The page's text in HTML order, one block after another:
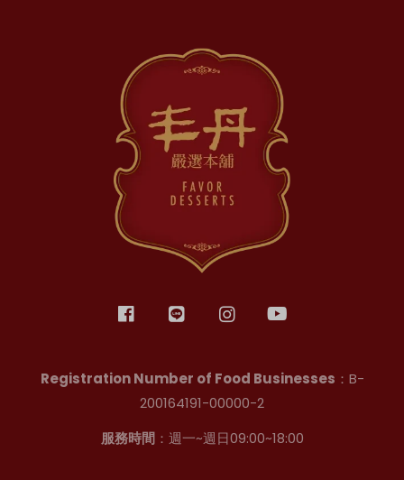
Registration Number of Food Businesses ：B-
200164191-00000-2
服務時間：週一~週日09:00~18:00